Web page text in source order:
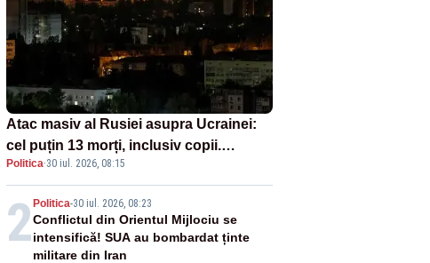
Atac masiv al Rusiei asupra Ucrainei:
cel puțin 13 morți, inclusiv copii.
Polonia a ridicat avioanele de
vânătoare
Politica·30 iul. 2026, 08:15
2 Politica-30 iul. 2026, 08:23
Conflictul din Orientul Mijlociu se
intensifică! SUA au bombardat ținte
militare din Iran